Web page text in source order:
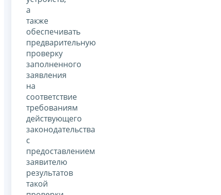
а
также
обеспечивать
предварительную
проверку
заполненного
заявления
на
соответствие
требованиям
действующего
законодательства
с
предоставлением
заявителю
результатов
такой